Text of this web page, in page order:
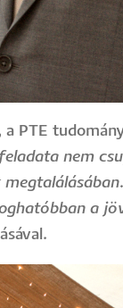
a PTE
nem
a